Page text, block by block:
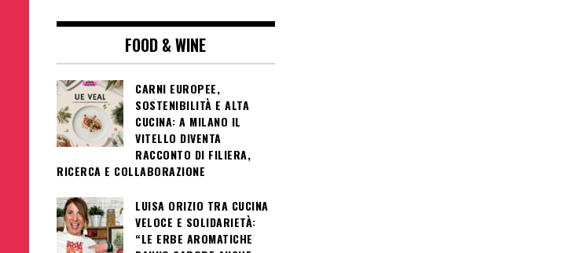
FOOD & WINE
CARNI EUROPEE,
SOSTENIBILITÀ E ALTA
CUCINA: A MILANO IL
VITELLO DIVENTA
RACCONTO DI FILIERA,
RICERCA E COLLABORAZIONE
LUISA ORIZIO TRA CUCINA
VELOCE E SOLIDARIETÀ:
“LE ERBE AROMATICHE